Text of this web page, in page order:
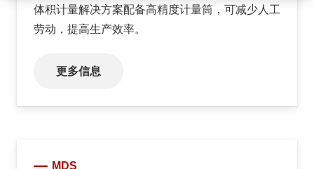
体积计量解决方案配备高精度计量筒，可减少人工
劳动，提高生产效率。
更多信息
MDS